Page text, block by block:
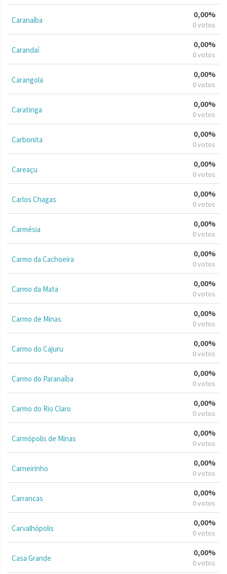
Caranaíba
0,00%
0 votos
Carandaí
0,00%
0 votos
Carangola
0,00%
0 votos
Caratinga
0,00%
0 votos
Carbonita
0,00%
0 votos
Careaçu
0,00%
0 votos
Carlos Chagas
0,00%
0 votos
Carmésia
0,00%
0 votos
Carmo da Cachoeira
0,00%
0 votos
Carmo da Mata
0,00%
0 votos
Carmo de Minas
0,00%
0 votos
Carmo do Cajuru
0,00%
0 votos
Carmo do Paranaíba
0,00%
0 votos
Carmo do Rio Claro
0,00%
0 votos
Carmópolis de Minas
0,00%
0 votos
Carneirinho
0,00%
0 votos
Carrancas
0,00%
0 votos
Carvalhópolis
0,00%
0 votos
Casa Grande
0,00%
0 votos